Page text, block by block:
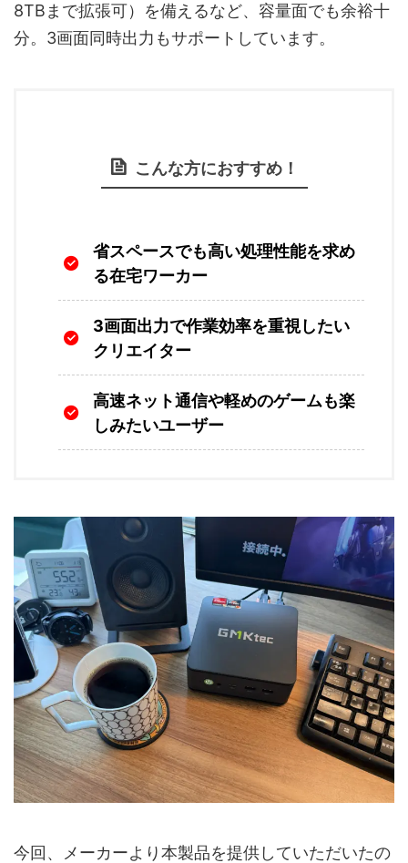
8TBまで拡張可）を備えるなど、容量面でも余裕十
分。3画面同時出力もサポートしています。
こんな方におすすめ！
省スペースでも高い処理性能を求め
る在宅ワーカー
3画面出力で作業効率を重視したい
クリエイター
高速ネット通信や軽めのゲームも楽
しみたいユーザー
今回、メーカーより本製品を提供していただいたの